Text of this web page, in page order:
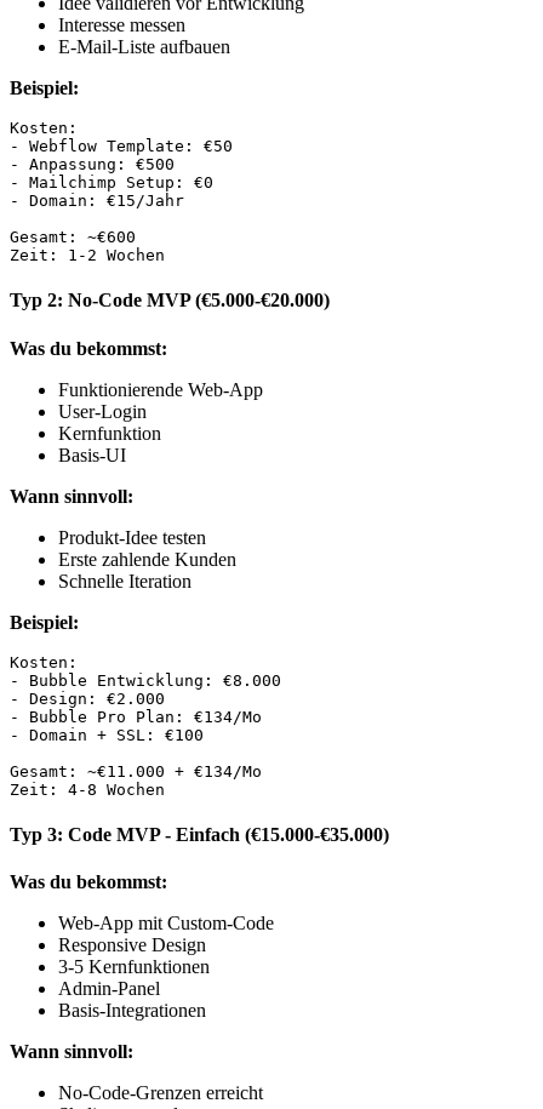
Interesse messen
E-Mail-Liste aufbauen
Beispiel:
Kosten:
- Webflow Template: €50
- Anpassung: €500
- Mailchimp Setup: €0
- Domain: €15/Jahr
Gesamt: ~€600
Typ 2: No-Code MVP (€5.000-€20.000)
Was du bekommst:
Funktionierende Web-App
User-Login
Kernfunktion
Basis-UI
Wann sinnvoll:
Produkt-Idee testen
Erste zahlende Kunden
Schnelle Iteration
Beispiel:
Kosten:
- Bubble Entwicklung: €8.000
- Design: €2.000
- Bubble Pro Plan: €134/Mo
- Domain + SSL: €100
Gesamt: ~€11.000 + €134/Mo
Typ 3: Code MVP - Einfach (€15.000-€35.000)
Was du bekommst:
Web-App mit Custom-Code
Responsive Design
3-5 Kernfunktionen
Admin-Panel
Basis-Integrationen
Wann sinnvoll:
No-Code-Grenzen erreicht